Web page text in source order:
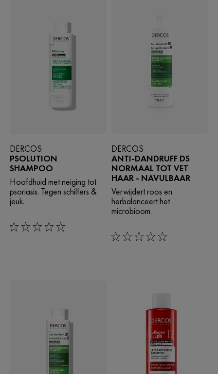
DERCOS
PSOLUTION
SHAMPOO
Hoofdhuid met neiging tot
psoriasis. Tegen schilfers &
jeuk.
0/5
DERCOS
ANTI-DANDRUFF DS
NORMAAL TOT VET
HAAR - NAVULBAAR
Verwijdert roos en
herbalanceert het
microbioom.
0/5